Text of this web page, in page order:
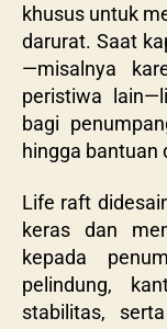
khusus untuk
darurat. Saat
—misalnya
peristiwa
bagi
hingga bantuan
Life raft
keras dan
kepada
pelindung,
stabilitas,